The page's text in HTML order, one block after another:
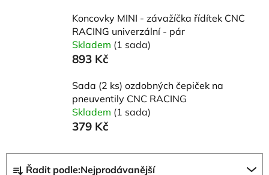
Koncovky MINI - závažíčka řídítek CNC
RACING univerzální - pár
Skladem (1 sada)
893 Kč
Sada (2 ks) ozdobných čepiček na
pneuventily CNC RACING
Skladem (1 sada)
379 Kč
Řadit podle:Nejprodávanější